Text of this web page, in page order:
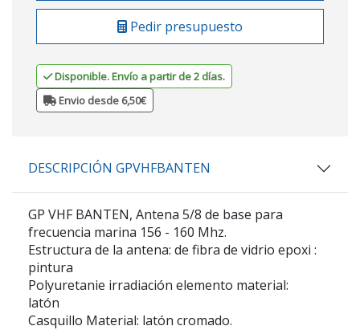
Pedir presupuesto
Disponible. Envío a partir de 2 días.
Envio desde 6,50€
DESCRIPCIÓN GPVHFBANTEN
GP VHF BANTEN, Antena 5/8 de base para
frecuencia marina 156 - 160 Mhz.
Estructura de la antena: de fibra de vidrio epoxi :
pintura
Polyuretanie irradiación elemento material:
latón
Casquillo Material: latón cromado.